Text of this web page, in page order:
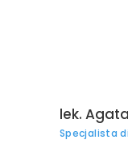
lek.
Specjalista